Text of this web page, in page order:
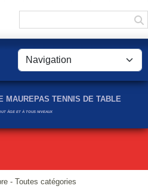
MAUREPAS TENNIS DE TABLE
ÂGE ET À TOUS NIVEAUX
- Toutes catégories